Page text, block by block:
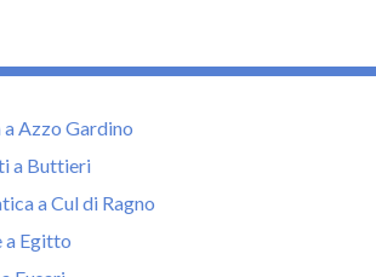
Azzo Gardino
a Buttieri
a Cul di Ragno
a Egitto